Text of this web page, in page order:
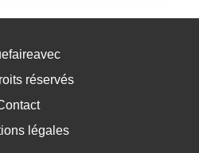
réservés
légales